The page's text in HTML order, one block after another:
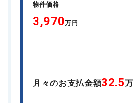
物件価格
3,970万円
月々のお支払金額32.5